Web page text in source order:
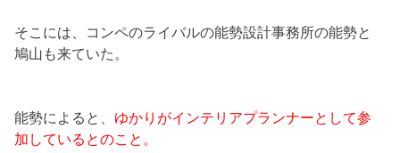
そこには、コンペのライバルの能勢設計事務所の能勢と
鳩山も来ていた。
能勢によると、 ゆかりがインテリアプランナーとして参
加しているとのこと。